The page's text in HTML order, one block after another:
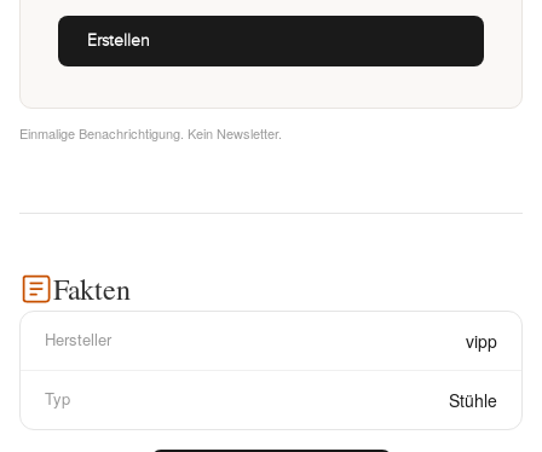
Einmalige Benachrichtigung. Kein Newsletter.
Fakten
Hersteller vipp
Typ Stühle